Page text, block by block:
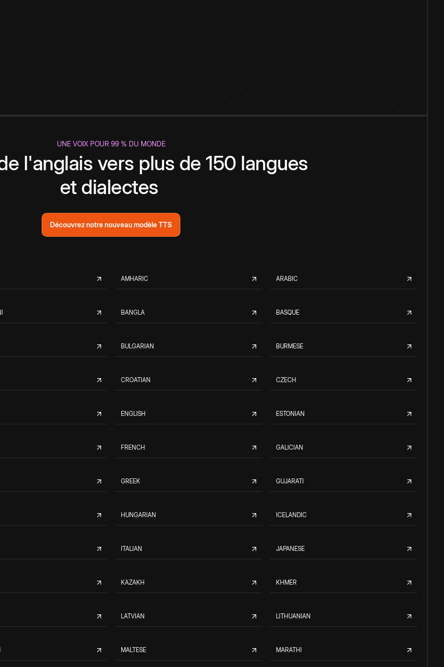
UNE VOIX POUR 99 % DU MONDE
l'anglais vers plus de 150 langues
et dialectes
Découvrez notre nouveau modèle TTS
AMHARIC ARABIC
BANGLA BASQUE
BULGARIAN BURMESE
CROATIAN CZECH
ENGLISH ESTONIAN
FRENCH GALICIAN
GREEK GUJARATI
HUNGARIAN ICELANDIC
ITALIAN JAPANESE
KAZAKH KHMER
LATVIAN LITHUANIAN
MALTESE MARATHI